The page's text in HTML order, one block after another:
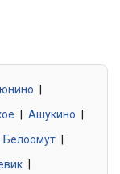
Ашукино
Белоомут